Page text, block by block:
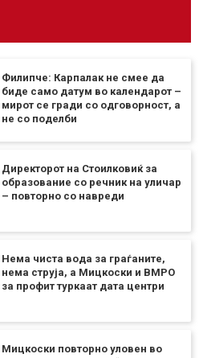
Филипче: Карпалак не смее да
биде само датум во календарот –
мирот се гради со одговорност, а
не со поделби
Директорот на Стоилковиќ за
образование со речник на уличар
– повторно со навреди
Нема чиста вода за граѓаните,
нема струја, а Мицкоски и ВМРО
за профит туркаат дата центри
Мицкоски повторно уловен во